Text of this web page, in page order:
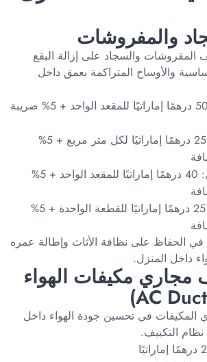
والمفروشات
والسجاد على إزالة البقع
والأوساخ المتراكمة بعمق داخل
تنظيف الأرائك: 50 درهمًا إماراتيًا للمقعد الواحد + 5% ضريبة
تنظيف السجاد: 25 درهمًا إماراتيًا لكل متر مربع + 5%
تنظيف الكراسي: 40 درهمًا إماراتيًا للمقعد الواحد + 5%
تنظيف الستائر: 25 درهمًا إماراتيًا للقطعة الواحدة + 5%
الحفاظ على نظافة الأثاث وإطالة عمره
داخل المنزل.
مجاري مكيفات الهواء
في تحسين جودة الهواء داخل
نظام التكييف.